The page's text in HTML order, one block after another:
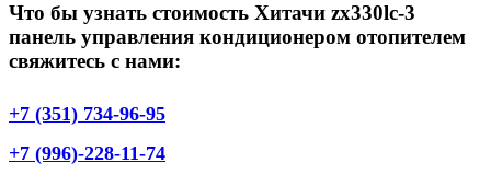
Что бы узнать стоимость Хитачи zx330lc-3
панель управления кондиционером отопителем
свяжитесь с нами:
+7 (351) 734-96-95
+7 (996)-228-11-74